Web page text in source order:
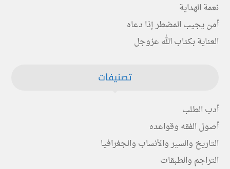
نعمة الهداية
أمن يجيب المضطر إذا دعاه
العناية بكتاب الله عزوجل
تصنيفات
أدب الطلب
أصول الفقه وقواعده
التاريخ والسير والأنساب والجغرافيا
التراجم والطبقات